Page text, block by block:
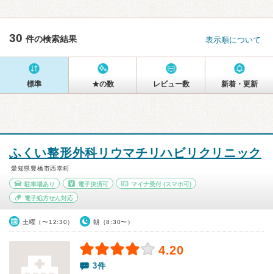
30 件の検索結果 表示順について
標準 ★の数 レビュー数 新着・更新
ふくい整形外科リウマチリハビリクリニック
愛知県豊橋市西幸町
駐車場あり 電子決済可 マイナ受付 (スマホ可)
電子処方せん対応
土曜（〜12:30） 朝（8:30〜）
4.20
3件